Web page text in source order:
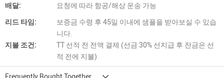
배달:
요청에 따라 항공/해상 운송 가능
리드 타임:
보증금 수령 후 45일 이내에 샘플을 받아보실 수 있습
니다.
지불 조건:
TT 선적 전 전액 결제 (선금 30% 선지급 후 잔금은 선
적 전에 지불)